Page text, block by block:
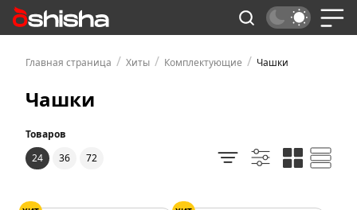
Главная страница / Хиты / Комплектующие / Чашки
Чашки
Товаров
24
36 72